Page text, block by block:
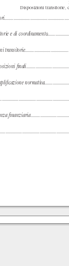
Disposizioni transitorie,
e di coordinamento
transitorie
ﬁnali
normativa
ﬁnanziaria